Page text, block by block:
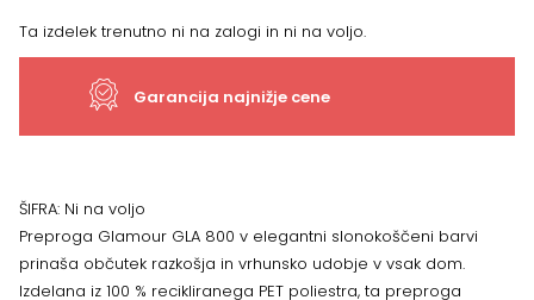
Ta izdelek trenutno ni na zalogi in ni na voljo.
Garancija najnižje cene
ŠIFRA: Ni na voljo
Preproga Glamour GLA 800 v elegantni slonokoščeni barvi
prinaša občutek razkošja in vrhunsko udobje v vsak dom.
Izdelana iz 100 % recikliranega PET poliestra, ta preproga